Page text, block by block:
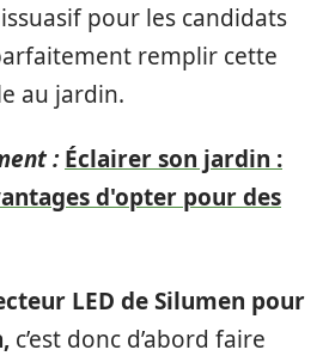
pour les candidats
remplir cette
au jardin.
: Éclairer son jardin :
d'opter pour des
LED de Silumen pour
c’est donc d’abord faire